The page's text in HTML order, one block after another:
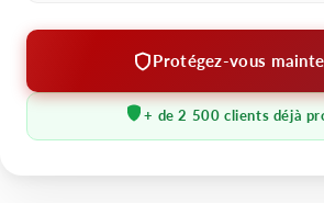
Protégez-vous
+ de 2 500 clients déjà